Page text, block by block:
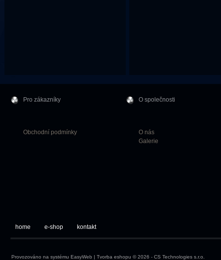
Pro zákazníky
Obchodní podmínky
O společnosti
O nás
Galerie
home e-shop kontakt
Provozováno na systému EasyWeb | Tvorba eshopu © 2026 - CS Technologies s.r.o.